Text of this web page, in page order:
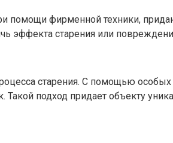
помощи фирменной техники,
эффекта старения или
старения. С помощью
подход придает объекту